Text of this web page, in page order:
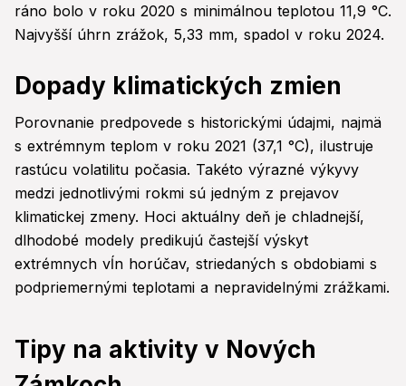
ráno bolo v roku 2020 s minimálnou teplotou 11,9 °C.
Najvyšší úhrn zrážok, 5,33 mm, spadol v roku 2024.
Dopady klimatických zmien
Porovnanie predpovede s historickými údajmi, najmä
s extrémnym teplom v roku 2021 (37,1 °C), ilustruje
rastúcu volatilitu počasia. Takéto výrazné výkyvy
medzi jednotlivými rokmi sú jedným z prejavov
klimatickej zmeny. Hoci aktuálny deň je chladnejší,
dlhodobé modely predikujú častejší výskyt
extrémnych vĺn horúčav, striedaných s obdobiami s
podpriemernými teplotami a nepravidelnými zrážkami.
Tipy na aktivity v Nových